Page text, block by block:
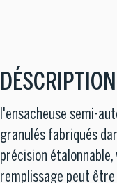
DÉSCRIPTION
l'ensacheuse semi-
granulés fabriqués
précision
remplissage peut